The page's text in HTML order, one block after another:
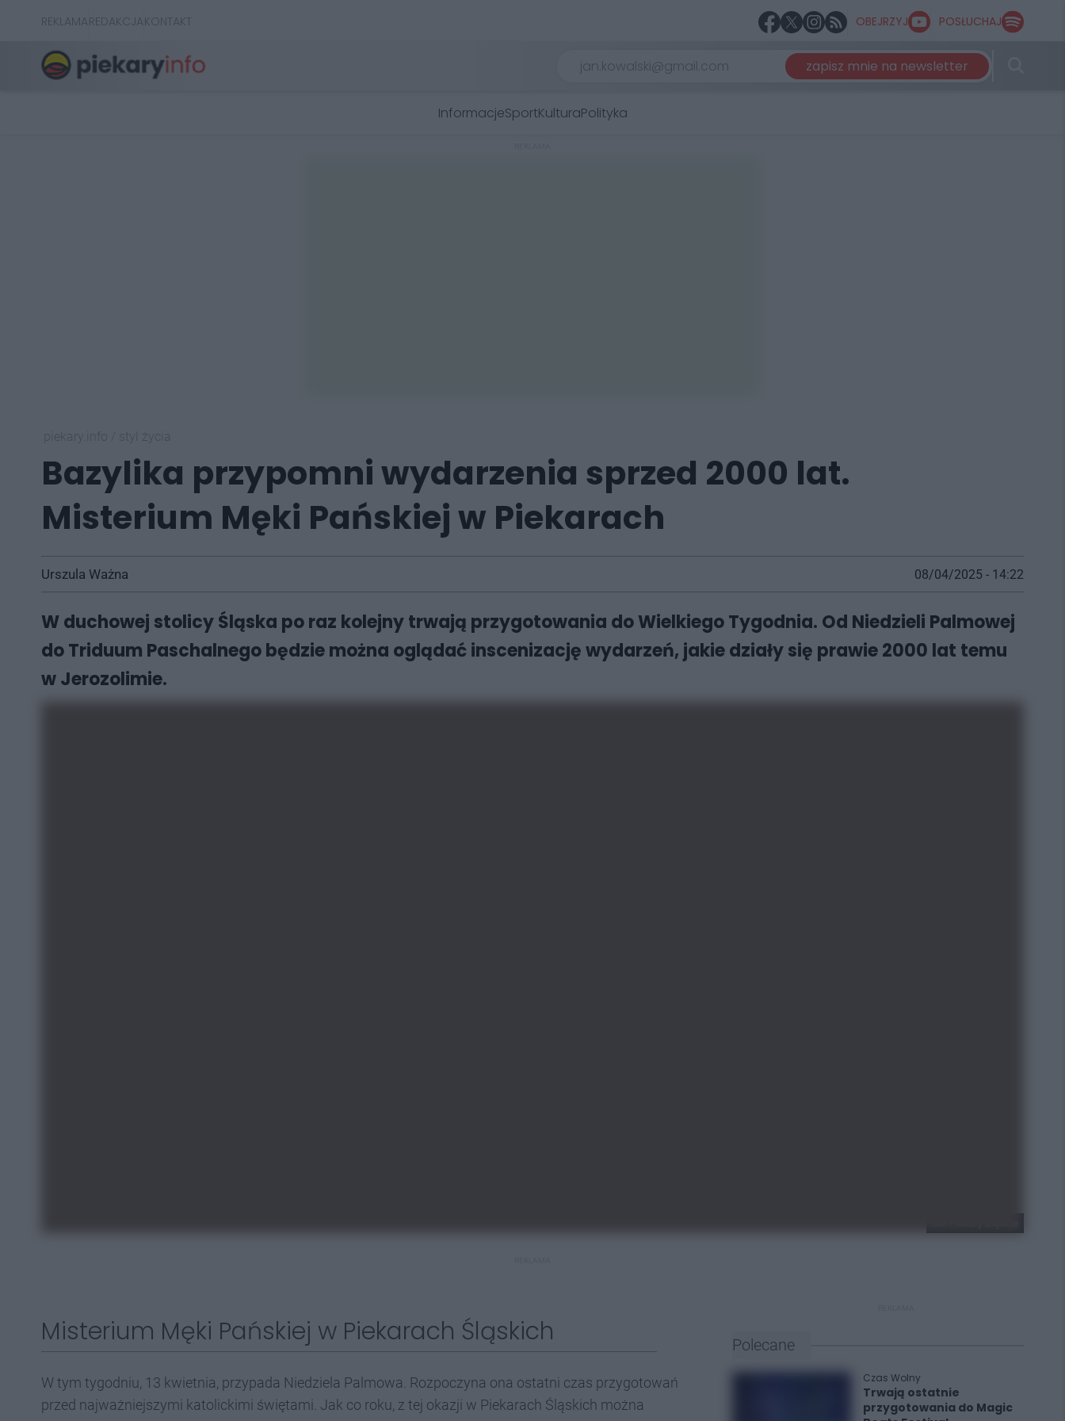
REKLAMAREDAKCJAKONTAKT OBEJRZYJ POSŁUCHAJ
zapisz mnie na newsletter
InformacjeSportKulturaPolityka
Bazylika przypomni wydarzenia sprzed 2000 lat.
Misterium Męki Pańskiej w Piekarach
Urszula Ważna 08/04/2025 - 14:22
W duchowej stolicy Śląska po raz kolejny trwają przygotowania do Wielkiego Tygodnia. Od Niedzieli Palmowej
do Triduum Paschalnego będzie można oglądać inscenizację wydarzeń, jakie działy się prawie 2000 lat temu
w Jerozolimie.
Misterium Męki Pańskiej w Piekarach Śląskich
W tym tygodniu, 13 kwietnia, przypada Niedziela Palmowa. Rozpoczyna ona ostatni czas przygotowań
przed najważniejszymi katolickimi świętami. Jak co roku, z tej okazji w Piekarach Śląskich można
Polecane
Czas Wolny
Trwają ostatnie
przygotowania do Magic